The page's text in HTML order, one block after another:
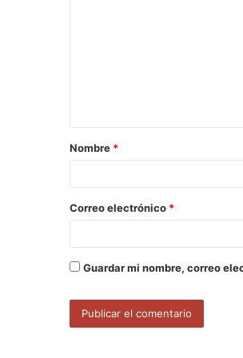
a
r
*
Nombre *
Correo electrónico *
Guardar mi nombre, correo